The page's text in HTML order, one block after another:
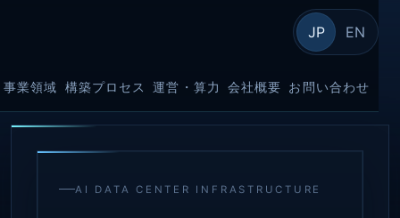
事業領域 構築プロセス 運営・算力 会社概要 お問い合わせ
JP EN
AI DATA CENTER INFRASTRUCTURE